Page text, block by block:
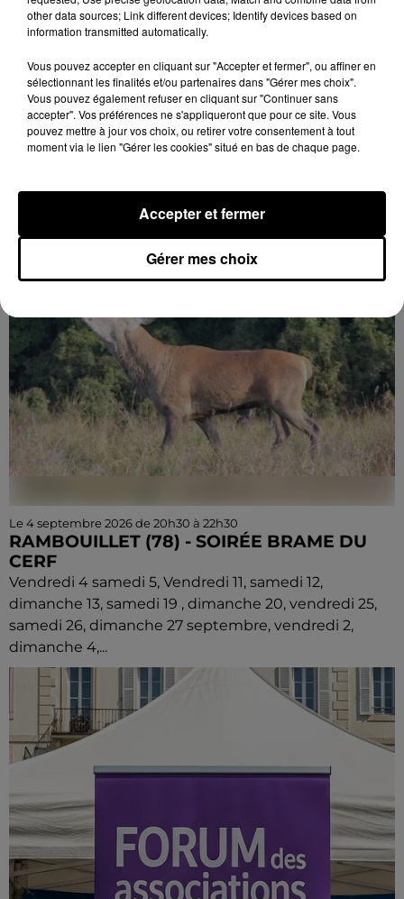
Le 30 août 2026 de 9h30 à 12h00
SAINT-ARNOULT-EN-YVELINES (78) -
RANDONNÉE ACCOMPAGNÉE : SENTIERS...
Dimanche 30 août à partir de 9h30 à Saint-Arnoult-
Sentiers de caractère. Sur réservation.
Le 4 septembre 2026 de 20h30 à 22h30
RAMBOUILLET (78) - SOIRÉE BRAME DU
CERF
Vendredi 4 samedi 5, Vendredi 11, samedi 12,
dimanche 13, samedi 19 , dimanche 20, vendredi 25,
samedi 26, dimanche 27 septembre, vendredi 2,
dimanche 4,...
other data sources; Link different devices; Identify devices based on
information transmitted automatically.
Vous pouvez accepter en cliquant sur "Accepter et fermer", ou affiner en
sélectionnant les finalités et/ou partenaires dans "Gérer mes choix".
Vous pouvez également refuser en cliquant sur "Continuer sans
accepter". Vos préférences ne s'appliqueront que pour ce site. Vous
pouvez mettre à jour vos choix, ou retirer votre consentement à tout
moment via le lien "Gérer les cookies" situé en bas de chaque page.
Gérer mes choix
Accepter et fermer